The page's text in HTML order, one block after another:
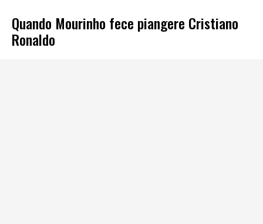
Quando Mourinho fece piangere Cristiano
Ronaldo